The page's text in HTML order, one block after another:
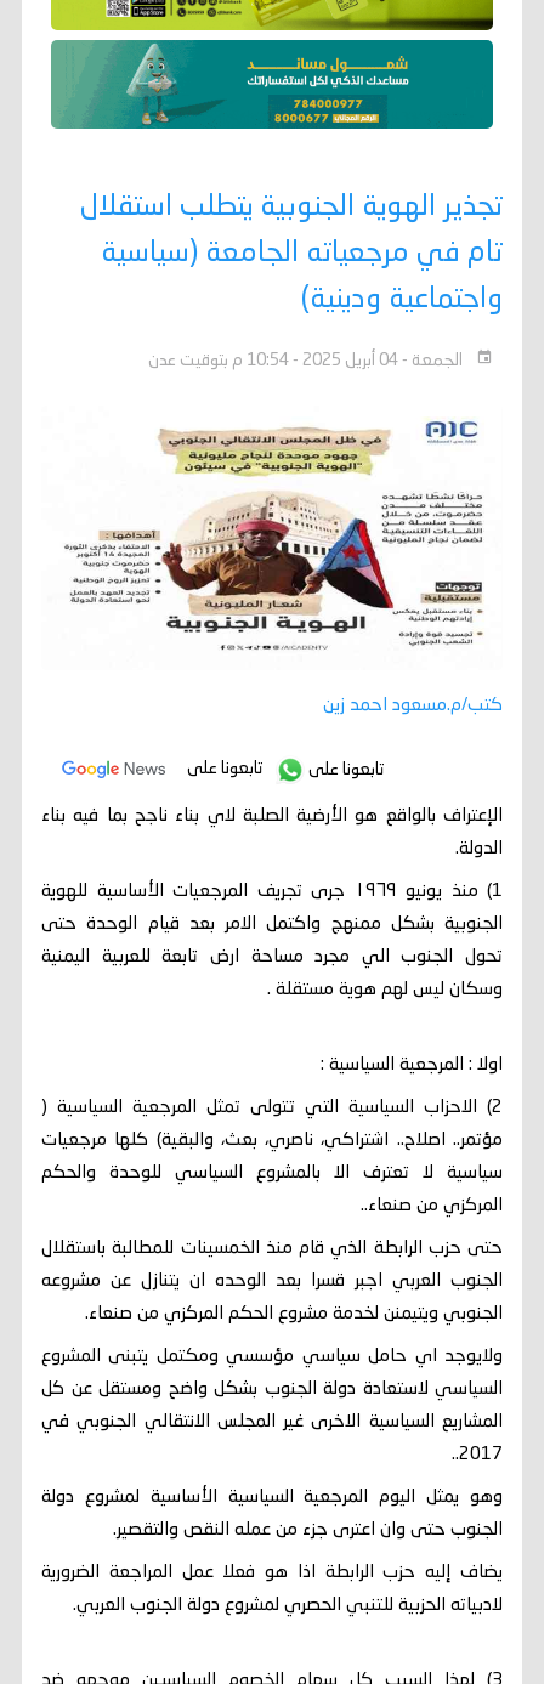
تجذير الهوية الجنوبية يتطلب استقلال
تام في مرجعياته الجامعة (سياسية
واجتماعية ودينية)
الجمعة - 04 أبريل 2025 - 10:54 م بتوقيت عدن
كتب/م.مسعود احمد زين
تابعونا على تابعونا على
الإعتراف بالواقع هو الأرضية الصلبة لاي بناء ناجح بما فيه بناء
الدولة.
1) منذ يونيو ١٩٦٩ جرى تجريف المرجعيات الأساسية للهوية
الجنوبية بشكل ممنهج واكتمل الامر بعد قيام الوحدة حتى
تحول الجنوب الي مجرد مساحة ارض تابعة للعربية اليمنية
وسكان ليس لهم هوية مستقلة .
اولا : المرجعية السياسية :
2) الاحزاب السياسية التي تتولى تمثل المرجعية السياسية (
مؤتمر.. اصلاح.. اشتراكي، ناصري، بعث، والبقية) كلها مرجعيات
سياسية لا تعترف الا بالمشروع السياسي للوحدة والحكم
المركزي من صنعاء..
حتى حزب الرابطة الذي قام منذ الخمسينات للمطالبة باستقلال
الجنوب العربي اجبر قسرا بعد الوحده ان يتنازل عن مشروعه
الجنوبي ويتيمنن لخدمة مشروع الحكم المركزي من صنعاء.
ولايوجد اي حامل سياسي مؤسسي ومكتمل يتبنى المشروع
السياسي لاستعادة دولة الجنوب بشكل واضح ومستقل عن كل
المشاريع السياسية الاخرى غير المجلس الانتقالي الجنوبي في
2017..
وهو يمثل اليوم المرجعية السياسية الأساسية لمشروع دولة
الجنوب حتى وان اعترى جزء من عمله النقص والتقصير.
يضاف إليه حزب الرابطة اذا هو فعلا عمل المراجعة الضرورية
لادبياته الحزبية للتنبي الحصري لمشروع دولة الجنوب العربي.